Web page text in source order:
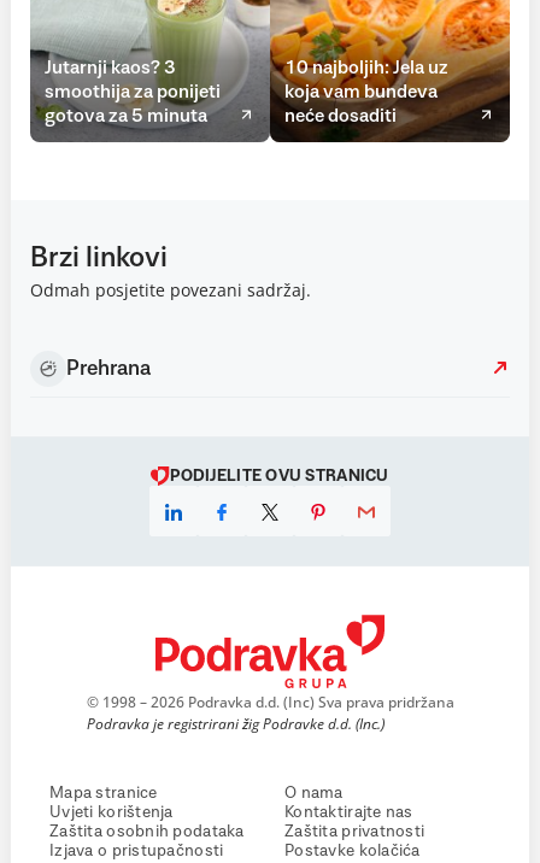
Jutarnji kaos? 3
smoothija za ponijeti
gotova za 5 minuta
10 najboljih: Jela uz
koja vam bundeva
neće dosaditi
Brzi linkovi
Odmah posjetite povezani sadržaj.
Prehrana
PODIJELITE OVU STRANICU
© 1998 – 2026 Podravka d.d. (Inc) Sva prava pridržana
Podravka je registrirani žig Podravke d.d. (Inc.)
Mapa stranice
Uvjeti korištenja
Zaštita osobnih podataka
Izjava o pristupačnosti
O nama
Kontaktirajte nas
Zaštita privatnosti
Postavke kolačića